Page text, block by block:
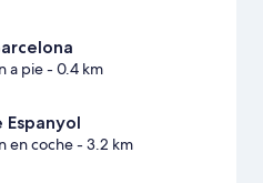
a pie- 0.4 km
Espanyol
en coche- 3.2 km